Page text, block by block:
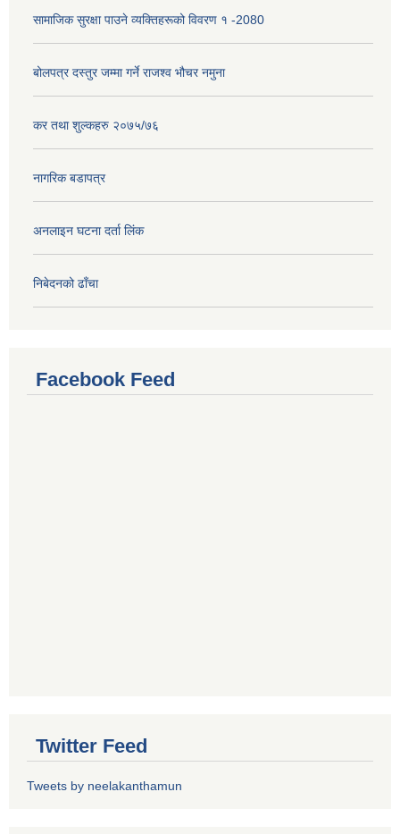
सामाजिक सुरक्षा पाउने व्यक्तिहरूको विवरण १ -2080
बोलपत्र दस्तुर जम्मा गर्ने राजश्व भौचर नमुना
कर तथा शुल्कहरु २०७५/७६
नागरिक बडापत्र
अनलाइन घटना दर्ता लिंक
निबेदनको ढाँचा
Facebook Feed
Twitter Feed
Tweets by neelakanthamun